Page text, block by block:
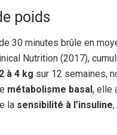
poids
30 minutes brûle en
Nutrition (2017),
2 à 4 kg sur 12 semaines,
métabolisme basal, elle
la sensibilité à l’insuline